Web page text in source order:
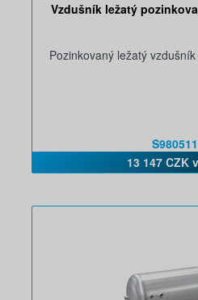
Vzdušník ležatý
Pozinkovaný ležatý
13 147 CZK